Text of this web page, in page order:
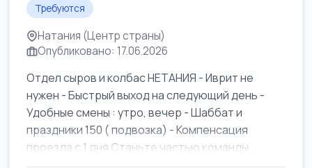
Требуются
Натания (Центр страны)
Опубликовано: 17.06.2026
Отдел сыров и колбас НЕТАНИЯ - Иврит не
нужен - Быстрый выход на следующий день -
Удобные смены : утро, вечер - Шаббат и
праздники 150 ( подвозка) - Компенсация
проезда с 1 дня Станьте частью команды ...